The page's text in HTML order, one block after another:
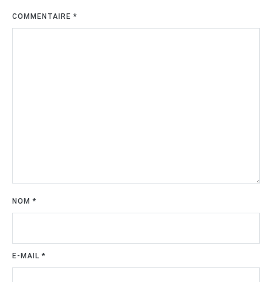
COMMENTAIRE*
NOM*
E-MAIL*